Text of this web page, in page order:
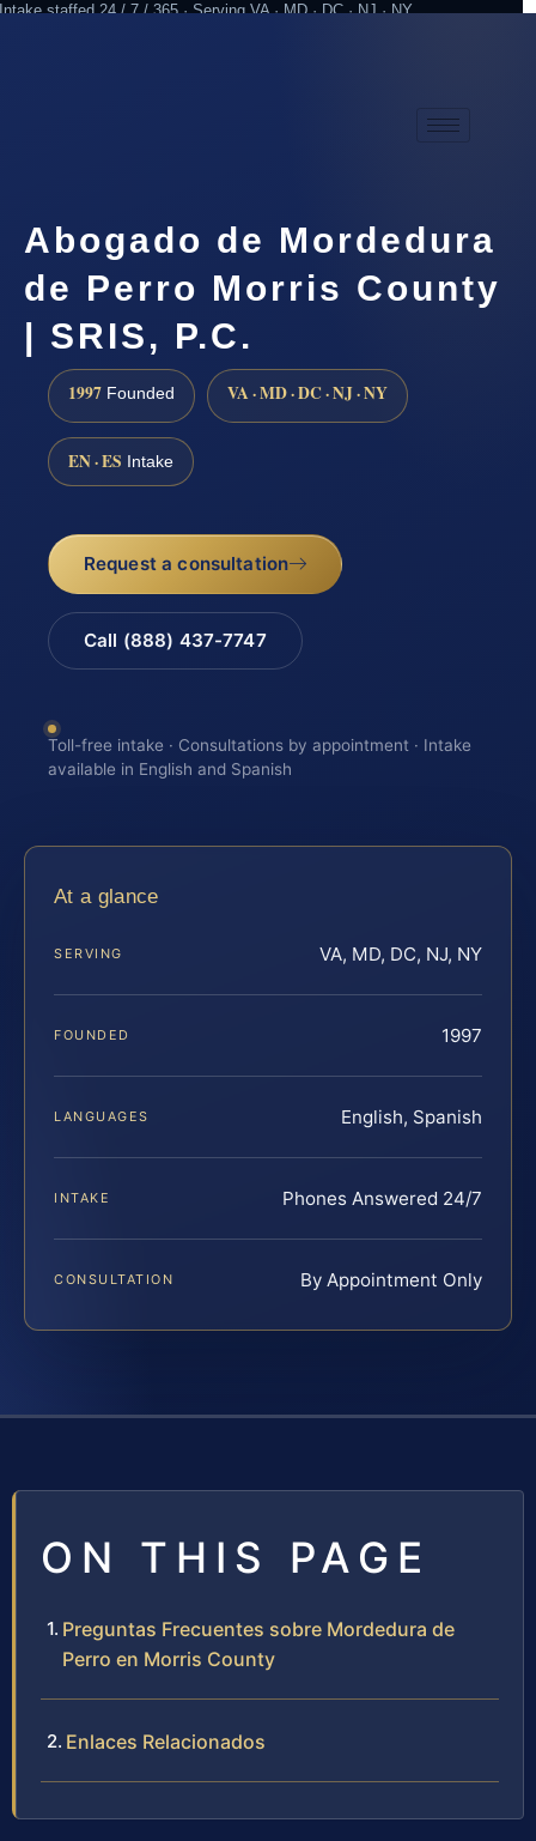
Intake staffed 24 / 7 / 365 · Serving VA · MD · DC · NJ · NY
Abogado de Mordedura
de Perro Morris County
| SRIS, P.C.
1997 Founded VA · MD · DC · NJ · NY
EN · ES Intake
Request a consultation
Call (888) 437-7747
Toll-free intake · Consultations by appointment · Intake
available in English and Spanish
At a glance
SERVING VA, MD, DC, NJ, NY
FOUNDED 1997
LANGUAGES English, Spanish
INTAKE Phones Answered 24/7
CONSULTATION By Appointment Only
ON THIS PAGE
Preguntas Frecuentes sobre Mordedura de
Perro en Morris County
Enlaces Relacionados